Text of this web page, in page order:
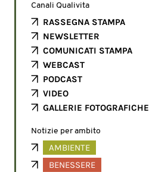
Canali Qualivita
RASSEGNA STAMPA
NEWSLETTER
COMUNICATI STAMPA
WEBCAST
PODCAST
VIDEO
GALLERIE FOTOGRAFICHE
Notizie per ambito
AMBIENTE
BENESSERE